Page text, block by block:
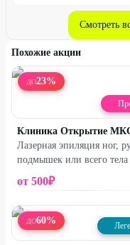
Смотреть
Похожие акции
ДО23%
Лазерная эпиляция ног,
подмышек или всего тела
от 500₽
ДО60%